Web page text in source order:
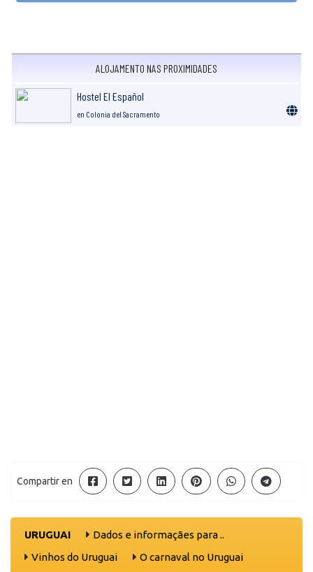
ALOJAMENTO NAS PROXIMIDADES
Hostel El Español
en Colonia del Sacramento
Compartir en
URUGUAI
Dados e informaçães para ..
Vinhos do Uruguai
O carnaval no Uruguai